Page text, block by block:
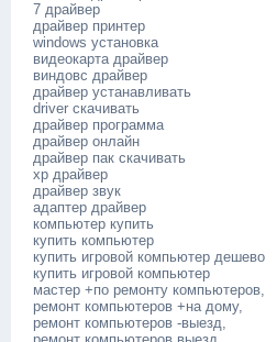
7 драйвер
драйвер принтер
windows установка
видеокарта драйвер
виндовс драйвер
драйвер устанавливать
driver скачивать
драйвер программа
драйвер онлайн
драйвер пак скачивать
xp драйвер
драйвер звук
адаптер драйвер
компьютер купить
купить компьютер
купить игровой компьютер дешево
купить игровой компьютер
мастер +по ремонту компьютеров,
ремонт компьютеров +на дому,
ремонт компьютеров -выезд,